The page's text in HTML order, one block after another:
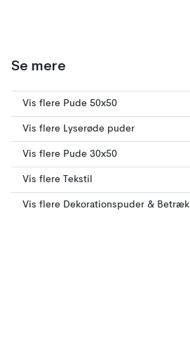
Se mere
Vis flere Pude 50x50
Vis flere Lyserøde puder
Vis flere Pude 30x50
Vis flere Tekstil
Vis flere Dekorationspuder & Betræk